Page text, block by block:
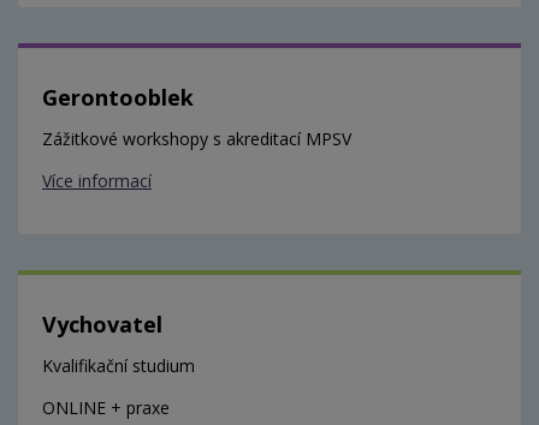
Gerontooblek
Zážitkové workshopy s akreditací MPSV
Více informací
Vychovatel
Kvalifikační studium
ONLINE + praxe